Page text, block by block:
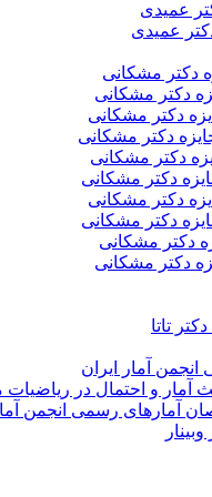
عمیدی
عمیدی
دکتر مشکانی
دکتر مشکانی
دکتر مشکانی
دکتر مشکانی
دکتر مشکانی
دکتر مشکانی
دکتر مشکانی
دکتر مشکانی
دکتر مشکانی
دکتر مشکانی
تاتا
آمار ایران
آمار و احتمال در
آمارهای رسمی انجمن